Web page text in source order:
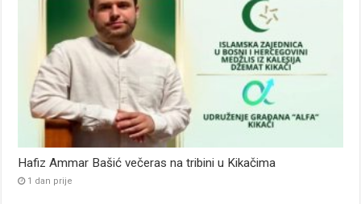
Hafiz Ammar Bašić večeras na tribini u Kikačima
1 dan prije